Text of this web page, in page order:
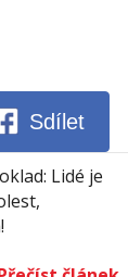
Sdílet
Lidé je